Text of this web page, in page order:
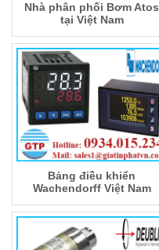
Nhà phân phối Bơm Atos
tại Việt Nam
Bảng điều khiển
Wachendorff Việt Nam